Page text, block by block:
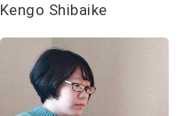
Kengo Shibaike